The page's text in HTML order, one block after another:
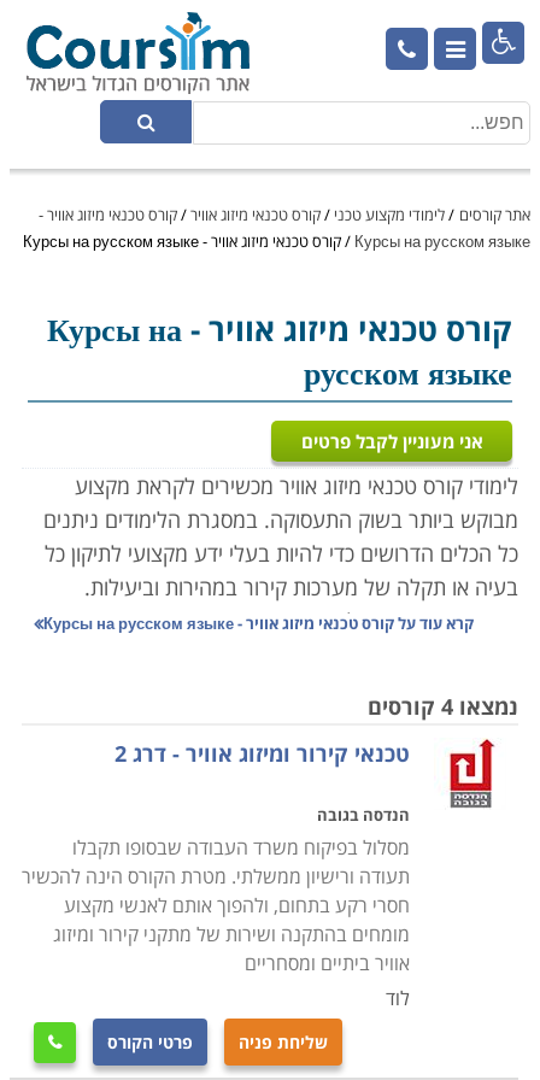

אתר קורסים /לימודי מקצוע טכני /קורס טכנאי מיזוג אוויר/קורס טכנאי מיזוג אוויר -
Курсы на русском языке
/קורס טכנאי מיזוג אוויר - Курсы на русском языке
קורס טכנאי מיזוג אוויר
- Курсы на
русском языке
אני מעוניין לקבל פרטים
לימודי קורס טכנאי מיזוג אוויר מכשירים לקראת מקצוע
מבוקש ביותר בשוק התעסוקה. במסגרת הלימודים ניתנים
כל הכלים הדרושים כדי להיות בעלי ידע מקצועי לתיקון כל
בעיה או תקלה של מערכות קירור במהירות וביעילות.
אם יש נושא שניתן להיות בטוחים כי תמיד יהיה בו ביקוש,
לכיוון הנהג, או מאורר קטן לערבל את האוויר החם והלח.
היום, אם חלילה וחס יתקלקל הקירור בעבודה בצהרי חודש
יולי או אוגוסט, רוב הבוסים ירחמו על הצוות, וישלחו אותם
הביתה עד בואו של הטכנאי הגואל. קשה להאמין שעד לפני
שנים לא רבות היה מיזוג האוויר שמור לבעלי הממון בלבד.
מזג האוויר בארץ מקצין והולך יד ביד עם השפעות
ההתחממות הגלובלית. המערכות האקלימיות הופכות
קיצוניות וקשות יותר, והמועקה מורגשת בעיקר בקיץ, שהופך
יותר ויותר ארוך, אבל פחות ופחות נסבל. לכן אם נחפש
תחום שבו אנו מניחים שתמיד יהיה ביקוש יציב ומתמשך,
קרא עוד עלקורס טכנאי מיזוג אוויר - Курсы на русском языке
נמצאו 4 קורסים
טכנאי קירור ומיזוג אוויר - דרג 2
הנדסה בגובה
מסלול בפיקוח משרד העבודה שבסופו תקבלו
תעודה ורישיון ממשלתי. מטרת הקורס הינה להכשיר
חסרי רקע בתחום, ולהפוך אותם לאנשי מקצוע
מומחים בהתקנה ושירות של מתקני קירור ומיזוג
אוויר ביתיים ומסחריים
לוד
שליחת פניה פרטי הקורס 